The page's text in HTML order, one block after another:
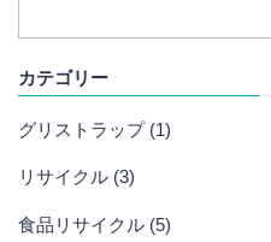
カテゴリー
グリストラップ (1)
リサイクル (3)
食品リサイクル (5)